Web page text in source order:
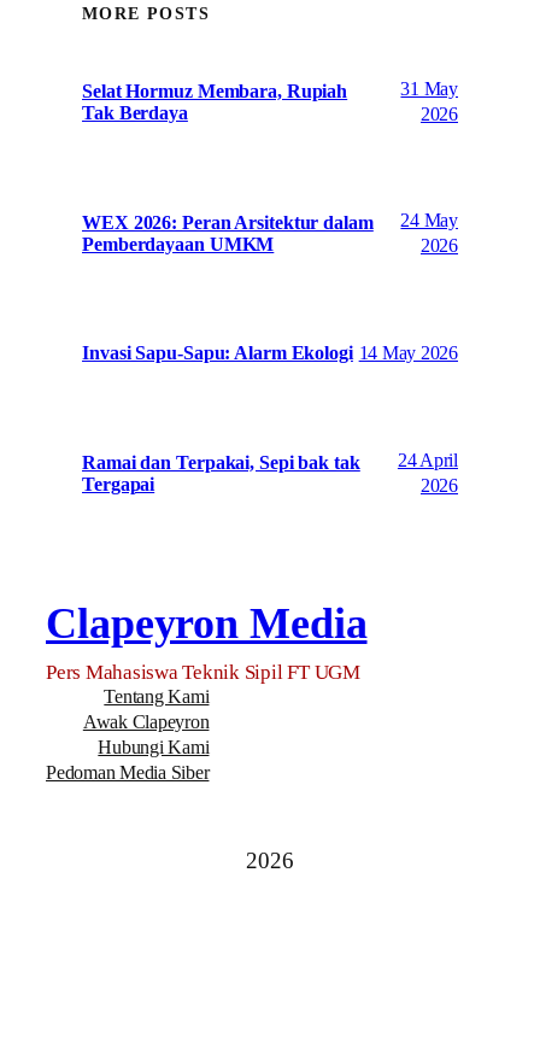
MORE POSTS
Selat Hormuz Membara, Rupiah
Tak Berdaya
31 May
2026
WEX 2026: Peran Arsitektur dalam
Pemberdayaan UMKM
24 May
2026
Invasi Sapu-Sapu: Alarm Ekologi 14 May 2026
Ramai dan Terpakai, Sepi bak tak
Tergapai
24 April
2026
Clapeyron Media
Pers Mahasiswa Teknik Sipil FT UGM
Tentang Kami
Awak Clapeyron
Hubungi Kami
Pedoman Media Siber
2026